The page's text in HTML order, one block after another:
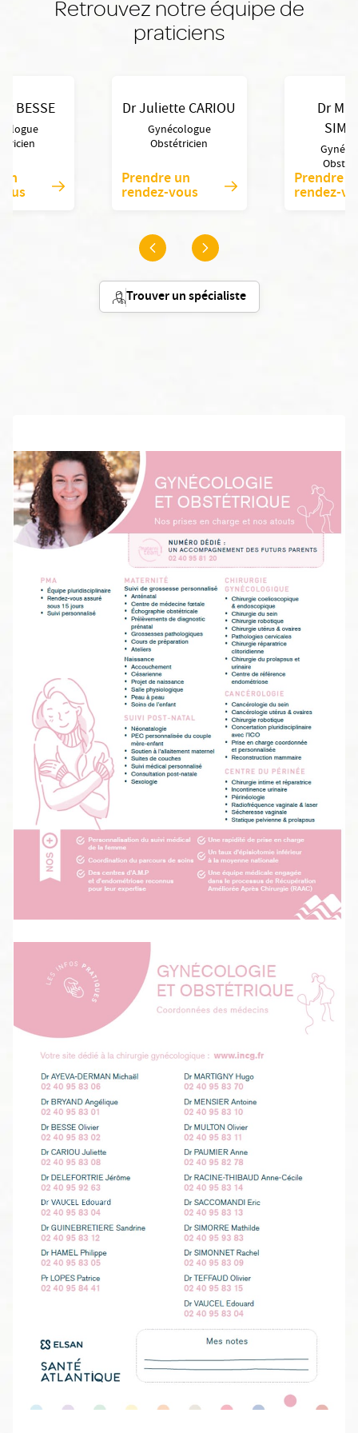
Retrouvez notre équipe de
praticiens
Dr Juliette CARIOU
Gynécologue
Obstétricien
Prendre un
rendez-vous
Dr
Prendre
rendez-
BESSE
Trouver un spécialiste